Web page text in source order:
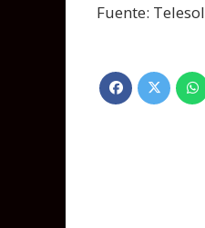
Fuente: Telesol